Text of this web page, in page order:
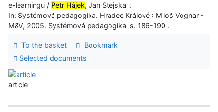
e-learningu / Petr Hájek, Jan Stejskal .
In: Systémová pedagogika. Hradec Králové : Miloš Vognar -
M&V, 2005. Systémová pedagogika. s. 186-190 .
To the basket
Bookmark
Selected documents
article